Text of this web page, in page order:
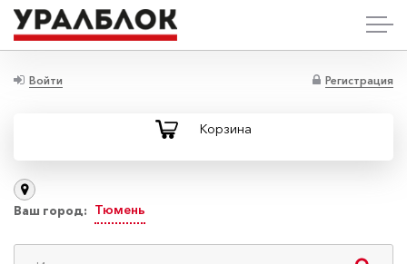
Войти Регистрация
Корзина
Ваш город: Тюмень